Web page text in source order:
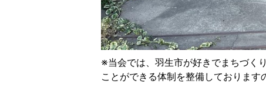
※当会では、羽生市が好きでまちづく
ことができる体制を整備しております